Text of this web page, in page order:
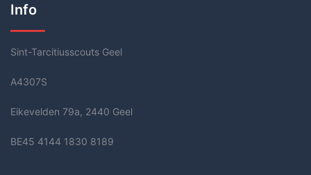
Info
Sint-Tarcitiusscouts Geel
A4307S
Eikevelden 79a, 2440 Geel
BE45 4144 1830 8189